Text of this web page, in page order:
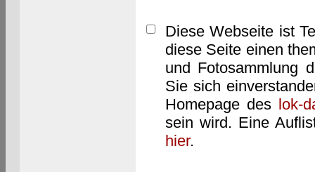
Diese Webseite ist
diese Seite einen
und Fotosammlung
Sie sich
Homepage des lok-
sein wird. Eine
hier.